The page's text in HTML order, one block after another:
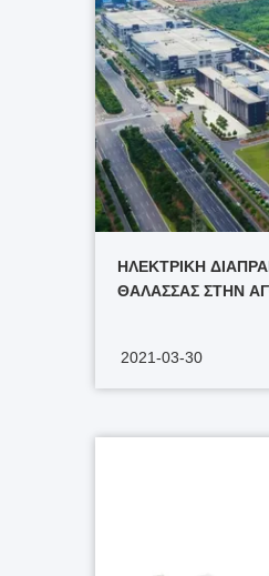
ΗΛΕΚΤΡΙΚΗ
ΘΑΛΑΣΣΑΣ ΣΤΗΝ
SOUNDON.
2021-03-30